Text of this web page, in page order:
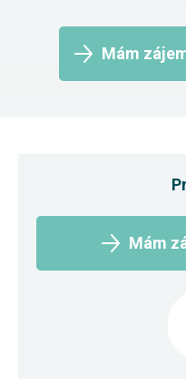
Mám
Mám